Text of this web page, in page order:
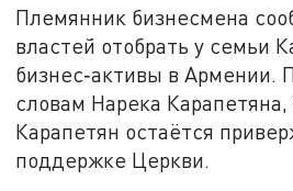
Племянник бизнесмена
властей отобрать у семьи
бизнес‑активы в Армении.
словам Нарека
Карапетян остаётся
поддержке Церкви.